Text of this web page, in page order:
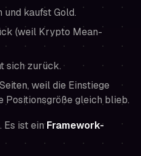
und kaufst Gold.
(weil Krypto Mean-
sich zurück.
weil die Einstiege
Positionsgröße gleich blieb.
Es ist einFramework-